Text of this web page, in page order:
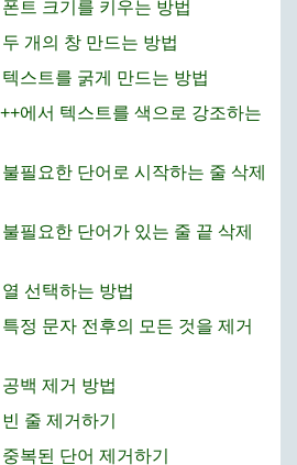
트 크기를 키우는 방법
개의 창 만드는 방법
스트를 굵게 만드는 방법
에서 텍스트를 색으로 강조하는
필요한 단어로 시작하는 줄 삭제
필요한 단어가 있는 줄 끝 삭제
선택하는 방법
정 문자 전후의 모든 것을 제거
백 제거 방법
줄 제거하기
복된 단어 제거하기